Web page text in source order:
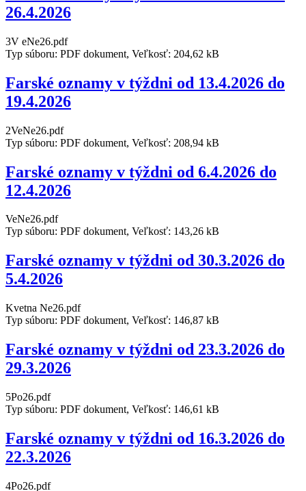
26.4.2026
3V eNe26.pdf
Typ súboru: PDF dokument, Veľkosť: 204,62 kB
Farské oznamy v týždni od 13.4.2026 do
19.4.2026
2VeNe26.pdf
Typ súboru: PDF dokument, Veľkosť: 208,94 kB
Farské oznamy v týždni od 6.4.2026 do
12.4.2026
VeNe26.pdf
Typ súboru: PDF dokument, Veľkosť: 143,26 kB
Farské oznamy v týždni od 30.3.2026 do
5.4.2026
Kvetna Ne26.pdf
Typ súboru: PDF dokument, Veľkosť: 146,87 kB
Farské oznamy v týždni od 23.3.2026 do
29.3.2026
5Po26.pdf
Typ súboru: PDF dokument, Veľkosť: 146,61 kB
Farské oznamy v týždni od 16.3.2026 do
22.3.2026
4Po26.pdf